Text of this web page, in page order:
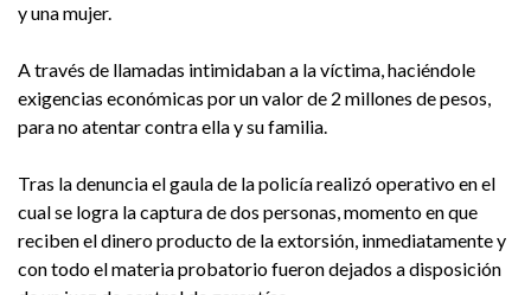
y una mujer.
A través de llamadas intimidaban a la víctima, haciéndole
exigencias económicas por un valor de 2 millones de pesos,
para no atentar contra ella y su familia.
Tras la denuncia el gaula de la policía realizó operativo en el
cual se logra la captura de dos personas, momento en que
reciben el dinero producto de la extorsión, inmediatamente y
con todo el materia probatorio fueron dejados a disposición